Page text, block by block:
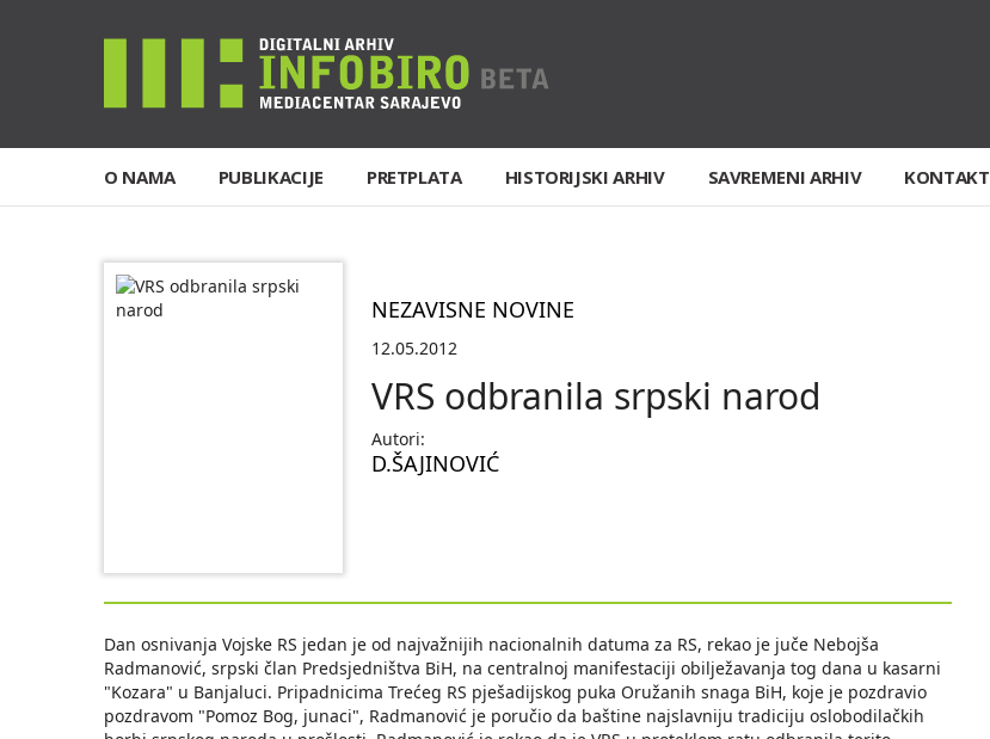
O NAMA PUBLIKACIJE PRETPLATA HISTORIJSKI ARHIV SAVREMENI ARHIV KONTAKT
NEZAVISNE NOVINE
12.05.2012
VRS odbranila srpski narod
Autori:
D.ŠAJINOVIĆ
Dan osnivanja Vojske RS jedan je od najvažnijih nacionalnih datuma za RS, rekao je juče Nebojša
Radmanović, srpski član Predsjedništva BiH, na centralnoj manifestaciji obilježavanja tog dana u kasarni
"Kozara" u Banjaluci. Pripadnicima Trećeg RS pješadijskog puka Oružanih snaga BiH, koje je pozdravio
pozdravom "Pomoz Bog, junaci", Radmanović je poručio da baštine najslavniju tradiciju oslobodilačkih